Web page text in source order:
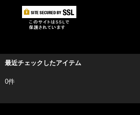
最近チェックしたアイテム
0件